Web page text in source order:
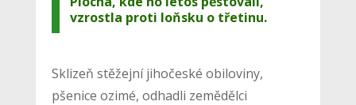
vzrostla proti loňsku o třetinu.
Sklizeň stěžejní jihočeské obiloviny,
pšenice ozimé, odhadli zemědělci